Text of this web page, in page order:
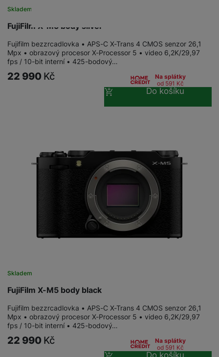
FujiFilm X-M5 body silver
Skladem
Fujifilm bezzrcadlovka • APS-C X-Trans 4 CMOS senzor 26,1
Mpx • obrazový procesor X-Processor 5 • video 6,2K/29,97
fps / 10-bit interní • 425-bodový…
22 990 Kč
Na splátky
od 591 Kč
Do košíku
FujiFilm X-M5 body black
Skladem
Fujifilm bezzrcadlovka • APS-C X-Trans 4 CMOS senzor 26,1
Mpx • obrazový procesor X-Processor 5 • video 6,2K/29,97
fps / 10-bit interní • 425-bodový…
22 990 Kč
Na splátky
od 591 Kč
Do košíku